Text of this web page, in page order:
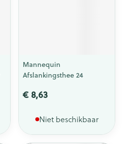
Mannequin
Afslankingsthee 24
€ 8,63
Niet beschikbaar